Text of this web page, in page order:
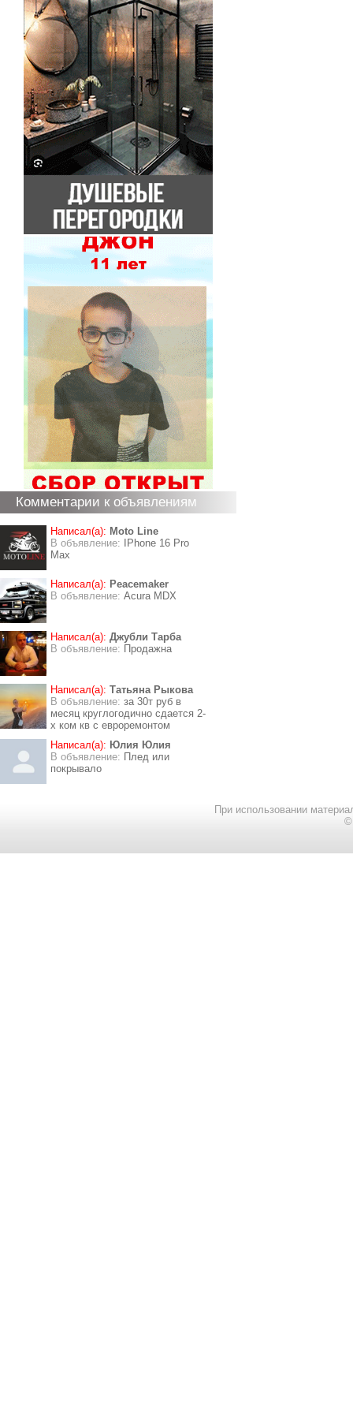
Комментарии к объявлениям
Написал(а): Moto Line
В объявление:
IPhone 16 Pro
Max
Написал(а): Peacemaker
В объявление: Acura MDX
Написал(а): Джубли Тарба
В объявление: Продажна
Написал(а): Татьяна Рыкова
В объявление: за 30т руб в
месяц круглогодично сдается 2-
х ком кв с евроремонтом
Написал(а): Юлия Юлия
В объявление: Плед или
покрывало
При использовании